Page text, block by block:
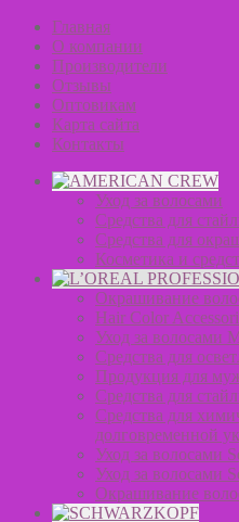
Главная
О компании
Производители
Отзывы
Оптовикам
Карта сайта
Контакты
Уход за волосами
Средства для
Средства для
Косметика и
Окрашивание
Hair Color
Уход за волосами
Средства для
Продукция для
Средства для
Средства для
долговременной
Уход за волосами
Уход за волосами
Окрашивание